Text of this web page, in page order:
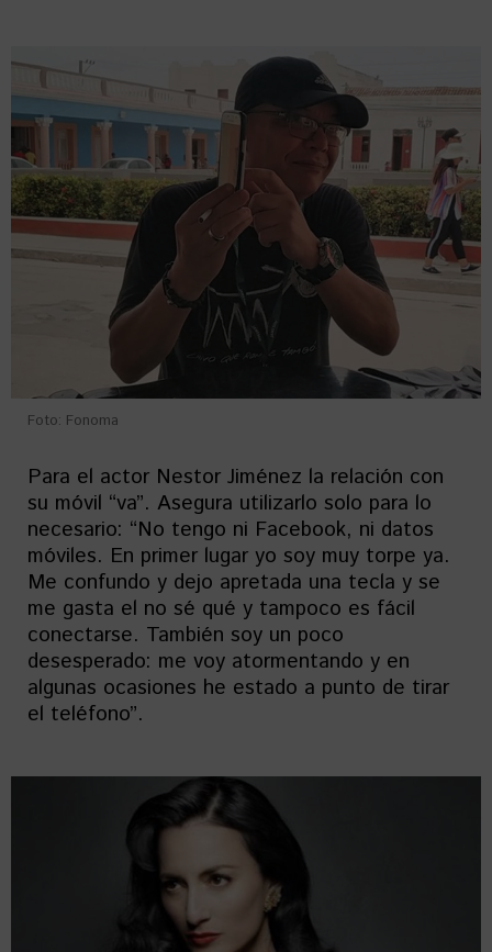
Foto: Fonoma
Para el actor Nestor Jiménez la relación con
su móvil “va”. Asegura utilizarlo solo para lo
necesario: “No tengo ni Facebook, ni datos
móviles. En primer lugar yo soy muy torpe ya.
Me confundo y dejo apretada una tecla y se
me gasta el no sé qué y tampoco es fácil
conectarse. También soy un poco
desesperado: me voy atormentando y en
algunas ocasiones he estado a punto de tirar
el teléfono”.